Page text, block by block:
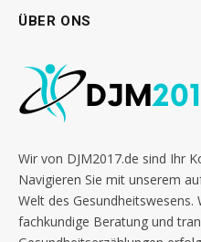
ÜBER ONS
Wir von DJM2017.de sind Ihr
Navigieren Sie mit unserem
Welt des Gesundheitswesens.
fachkundige Beratung und